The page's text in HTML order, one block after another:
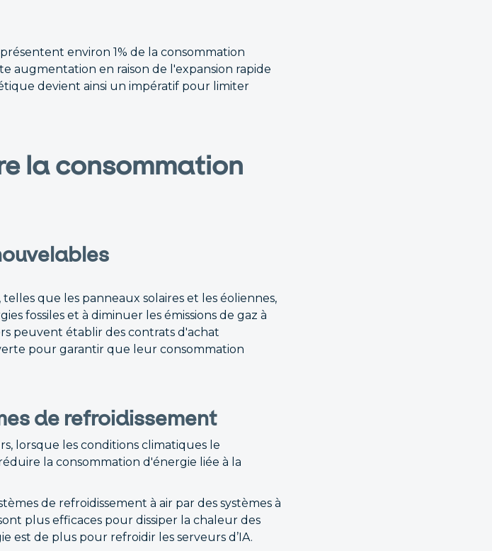
environ 1% de la consommation
augmentation en raison de l'expansion rapide
devient ainsi un impératif pour limiter
la consommation
que les panneaux solaires et les éoliennes,
fossiles et à diminuer les émissions de gaz à
peuvent établir des contrats d'achat
pour garantir que leur consommation
de refroidissement
lorsque les conditions climatiques le
la consommation d'énergie liée à la
de refroidissement à air par des systèmes à
plus efficaces pour dissiper la chaleur des
est de plus pour refroidir les serveurs d’IA.